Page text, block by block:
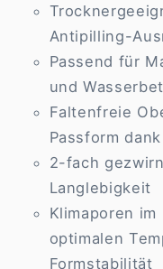
Antipilling-
Passend für
und
Faltenfreie
Passform
2-fach
Langlebigkeit
Klimaporen
optimalen
Formstabilität